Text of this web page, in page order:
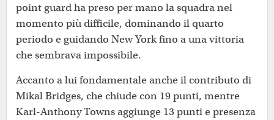
point guard ha preso per mano la squadra nel
momento più difficile, dominando il quarto
periodo e guidando New York fino a una vittoria
che sembrava impossibile.
Accanto a lui fondamentale anche il contributo di
Mikal Bridges, che chiude con 19 punti, mentre
Karl-Anthony Towns aggiunge 13 punti e presenza